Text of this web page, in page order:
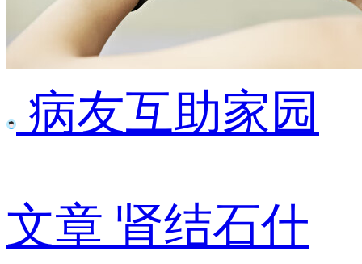
病友互助家园
文章 肾结石什